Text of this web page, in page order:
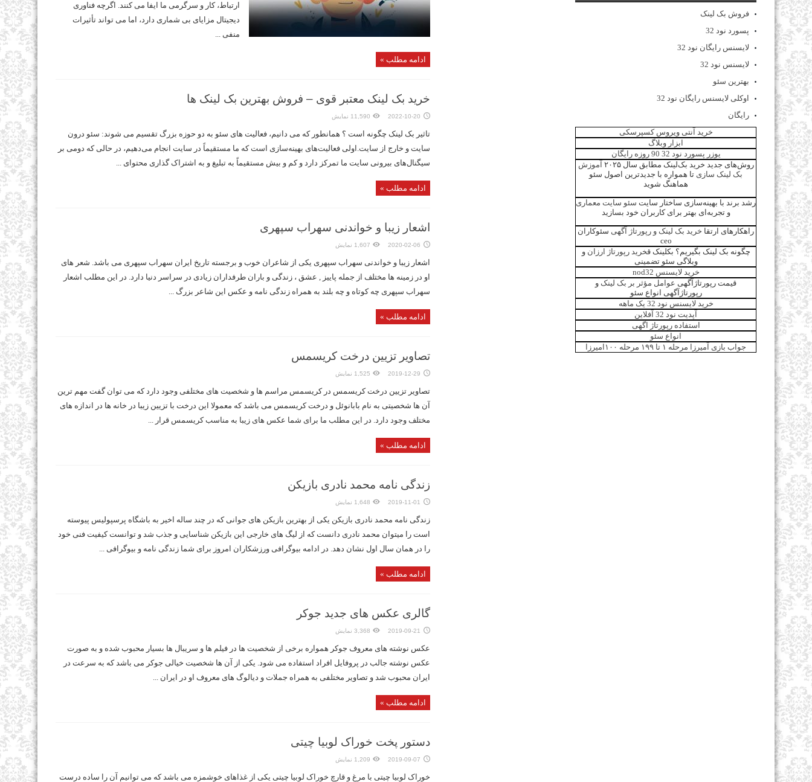
ارتباط، کار و سرگرمی ما ایفا می‌ کنند. اگرچه فناوری
دیجیتال مزایای بی‌ شماری دارد، اما می‌ تواند تأثیرات
منفی ...
ادامه مطلب »
خرید بک لینک معتبر قوی – فروش بهترین بک لینک ها
2022-10-20 11,590 نمایش
تاثیر بک لینک چگونه است ؟ همانطور که می دانیم، فعالیت های سئو به دو حوزه بزرگ تقسیم می شوند: سئو درون
سایت و خارج از سایت.اولی فعالیت‌های بهینه‌سازی است که ما مستقیماً در سایت انجام می‌دهیم، در حالی که دومی بر
سیگنال‌های بیرونی سایت ما تمرکز دارد و کم و بیش مستقیماً به تبلیغ و به اشتراک گذاری محتوای ...
ادامه مطلب »
اشعار زیبا و خواندنی سهراب سپهری
2020-02-06 1,607 نمایش
اشعار زیبا و خواندنی سهراب سپهری یکی از شاعران خوب و برجسته تاریخ ایران سهراب سپهری می باشد. شعر های
او در زمینه ها مختلف از جمله پاییز , عشق ، زندگی و باران طرفداران زیادی در سراسر دنیا دارد. در این مطلب اشعار
سهراب سپهری چه کوتاه و چه بلند به همراه زندگی نامه و عکس این شاعر بزرگ ...
ادامه مطلب »
تصاویر تزیین درخت کریسمس
2019-12-29 1,525 نمایش
تصاویر تزیین درخت کریسمس در کریسمس مراسم ها و شخصیت های مختلفی وجود دارد که می توان گفت مهم ترین
آن ها شخصیتی به نام بابانوئل و درخت کریسمس می باشد که معمولا این درخت با تزیین زیبا در خانه ها در اندازه های
مختلف وجود دارد. در این مطلب ما برای شما عکس های زیبا به مناسب کریسمس قرار ...
ادامه مطلب »
زندگی نامه محمد نادری بازیکن
2019-11-01 1,648 نمایش
زندگی نامه محمد نادری بازیکن یکی از بهترین بازیکن های جوانی که در چند ساله اخیر به باشگاه پرسپولیس پیوسته
است را میتوان محمد نادری دانست که از لیگ های خارجی این بازیکن شناسایی و جذب شد و توانست کیفیت فنی خود
را در همان سال اول نشان دهد. در ادامه بیوگرافی ورزشکاران امروز برای شما زندگی نامه و بیوگرافی ...
ادامه مطلب »
گالری عکس های جدید جوکر
2019-09-21 3,368 نمایش
عکس نوشته های معروف جوکر همواره برخی از شخصیت ها در فیلم ها و سریبال ها بسیار محبوب شده و به صورت
عکس نوشته جالب در پروفایل افراد استفاده می شود. یکی از آن ها شخصیت خیالی جوکر می باشد که به سرعت در
ایران محبوب شد و تصاویر مختلفی به همراه جملات و دیالوگ های معروف او در ایران ...
ادامه مطلب »
دستور پخت خوراک لوبیا چیتی
2019-09-07 1,209 نمایش
خوراک لوبیا چیتی با مرغ و قارچ خوراک لوبیا چیتی یکی از غذاهای خوشمزه می باشد که می توانیم آن را ساده درست
فروش بک لینک
پسورد نود 32
لایسنس رایگان نود 32
لایسنس نود 32
بهترین سئو
اوکلی لایسنس رایگان نود 32
رایگان
خرید آنتی ویروس کسپرسکی
ابزار وبلاگ
یوزر پسورد نود 32 90 روزه رایگان
روش‌های جدید خرید بک‌لینک مطابق سال ۲۰۲۵
آموزش
بک لینک سازی تا همواره با جدیدترین اصول سئو
هماهنگ شوید
رشد برند با بهینه‌سازی ساختار سایت سئو سایت معماری
و تجربه‌ای بهتر برای کاربران خود بسازید
راهکارهای ارتقا خرید بک لینک و رپورتاژ آگهی سئوکاران
ceo
چگونه بک لینک بگیریم؟ بکلینک قخرید رپورتاژ ارزان و
وبلاگی سئو تضمینی
خرید لایسنس nod32
قیمت رپورتاژآگهی عوامل مؤثر بر بک لینک و
رپورتاژآگهی انواع سئو
خرید لایسنس نود 32 یک ماهه
آپدیت نود 32 آفلاین
استفاده رپورتاژ اگهی
انواع سئو
جواب بازی آمیرزا مرحله ۱ تا ۱۹۹ مرحله ۱۰۰امیرزا